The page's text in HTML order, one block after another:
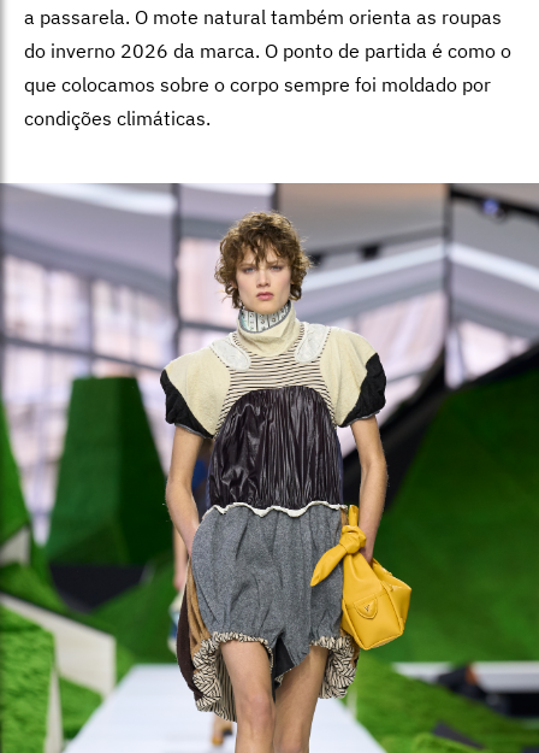
a passarela. O mote natural também orienta as roupas
do inverno 2026 da marca. O ponto de partida é como o
que colocamos sobre o corpo sempre foi moldado por
condições climáticas.